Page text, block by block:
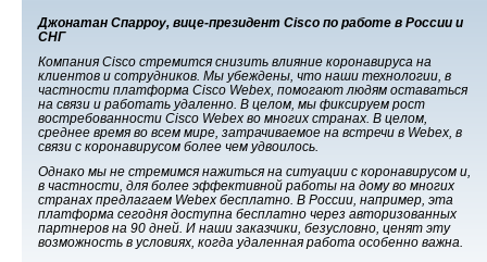
Джонатан Спарроу, вице-президент Cisco по работе в России и
СНГ
Компания Cisco стремится снизить влияние коронавируса на
клиентов и сотрудников. Мы убеждены, что наши технологии, в
частности платформа Cisco Webex, помогают людям оставаться
на связи и работать удаленно. В целом, мы фиксируем рост
востребованности Cisco Webex во многих странах. В целом,
среднее время во всем мире, затрачиваемое на встречи в Webex, в
связи с коронавирусом более чем удвоилось.
Однако мы не стремимся нажиться на ситуации с коронавирусом и,
в частности, для более эффективной работы на дому во многих
странах предлагаем Webex бесплатно. В России, например, эта
платформа сегодня доступна бесплатно через авторизованных
партнеров на 90 дней. И наши заказчики, безусловно, ценят эту
возможность в условиях, когда удаленная работа особенно важна.